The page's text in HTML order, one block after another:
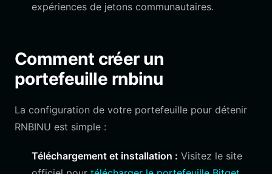
expériences de jetons communautaires.
Comment créer un
portefeuille rnbinu
La configuration de votre portefeuille pour détenir
RNBINU est simple :
Téléchargement et installation : Visitez le site